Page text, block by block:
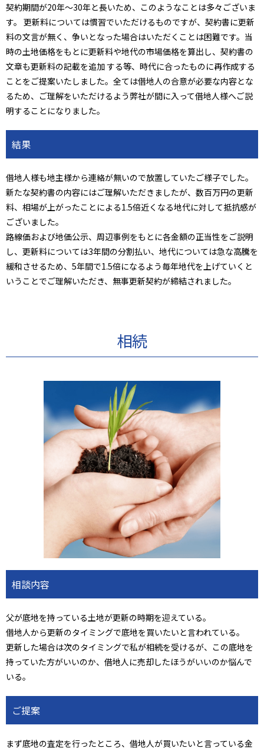
契約期間が20年～30年と長いため、このようなことは多々ございま
す。 更新料については慣習でいただけるものですが、契約書に更新
料の文言が無く、争いとなった場合はいただくことは困難です。当
時の土地価格をもとに更新料や地代の市場価格を算出し、契約書の
文章も更新料の記載を追加 する等、時代に合ったものに再作成する
ことをご提案いたしました。全ては借地人の合意が必要な内容とな
るため、ご理解をいただけるよう弊社が間に入って借地人様へご説
明することになりました。
結果
借地人様も地主様から連絡が無いので放置していたご様子でした。
新たな契約書の内容にはご理解いただきましたが、数百万円の更新
料、相場が上がったことによる1.5倍近くなる地代に対して抵抗感が
ございました。
路線価および地価公示、周辺事例をもとに各金額の正当性をご説明
し、更新料については3年間の分割払い、地代については急な高騰を
緩和させるため、5年間で1.5倍になるよう毎年地代を上げていくと
いうことでご理解いただき、無事更新契約が締結されました。
相続
相談内容
父が底地を持っている土地が更新の時期を迎えている。
借地人から更新のタイミングで底地を買いたいと言われている。
更新した場合は次のタイミングで私が相続を受けるが、この底地を
持っていた方がいいのか、借地人に売却したほうがいいのか悩んで
いる。
ご提案
まず底地の査定を行ったところ、借地人が買いたいと言っている金